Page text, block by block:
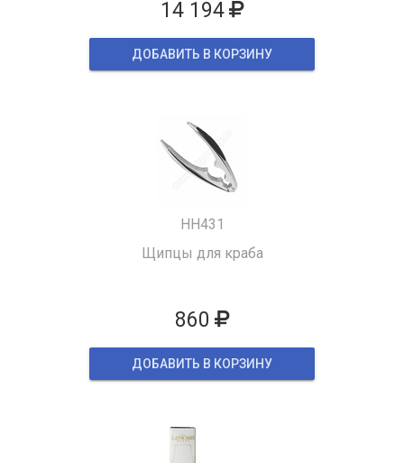
14 194
ДОБАВИТЬ В КОРЗИНУ
HH431
Щипцы для краба
860
ДОБАВИТЬ В КОРЗИНУ